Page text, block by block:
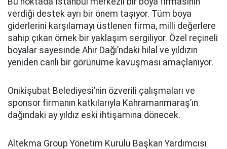
verdiği destek ayrı bir önem taşıyor. Tüm boya
giderlerini karşılamayı üstlenen firma, milli değerlere
sahip çıkan örnek bir yaklaşım sergiliyor. Özel reçineli
boyalar sayesinde Ahır Dağı’ndaki hilal ve yıldızın
yeniden canlı bir görünüme kavuşması amaçlanıyor.
Onikişubat Belediyesi’nin özverili çalışmaları ve
sponsor firmanın katkılarıyla Kahramanmaraş’ın
dağındaki ay yıldız eski ihtişamına dönecek.
Altekma Group Yönetim Kurulu Başkan Yardımcısı